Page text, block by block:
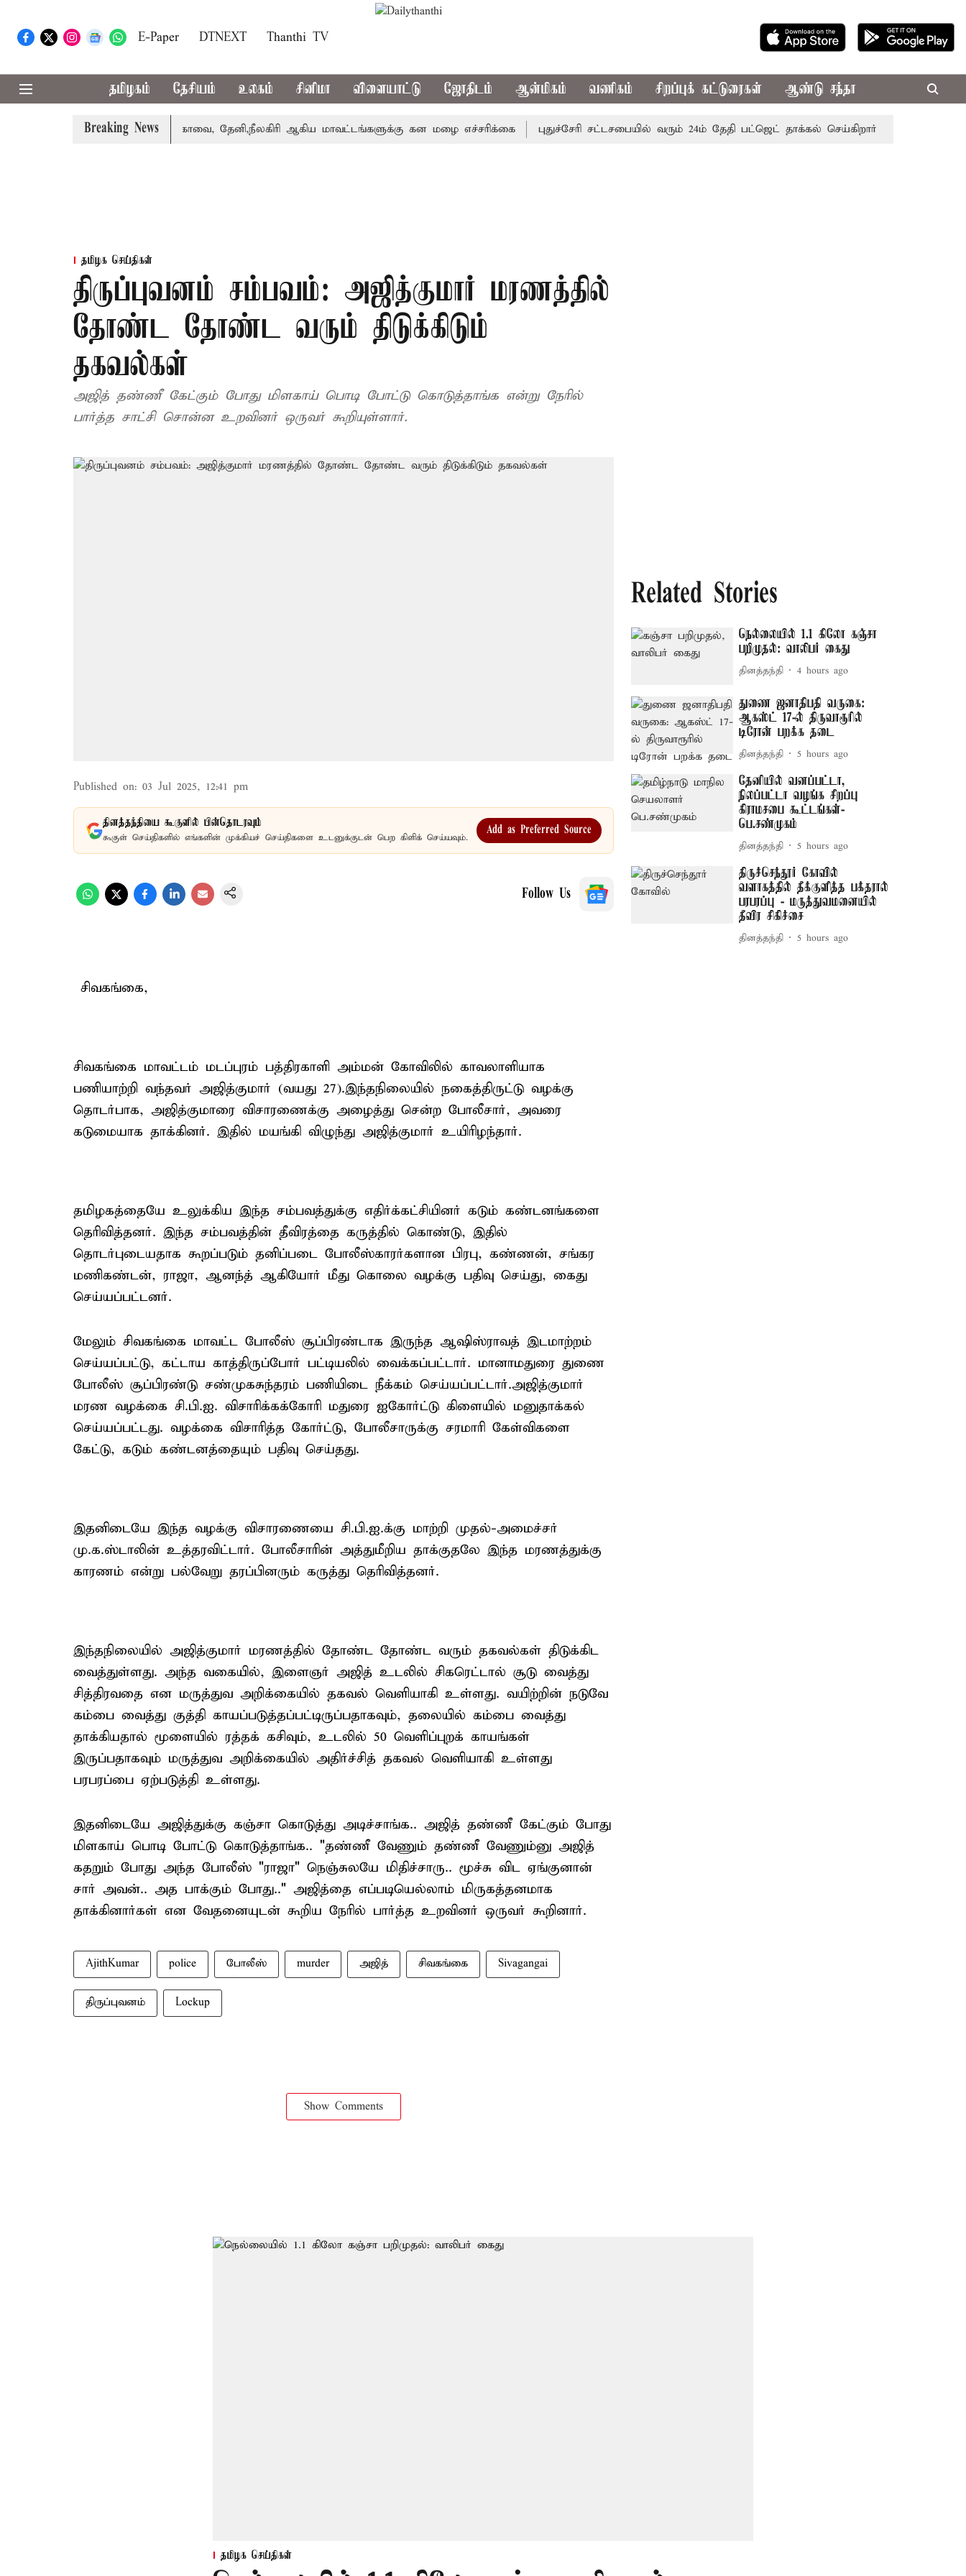
E-Paper DTNEXT Thanthi TV
தமிழகம் தேசியம் உலகம் சினிமா விளையாட்டு ஜோதிடம் ஆன்மிகம் வணிகம் சிறப்புக் கட்டுரைகள் ஆண்டு சந்தா
Breaking News
வாபஸ் பெற்றார் சங்கீதா கோவை, தேனி,நீலகிரி ஆகிய மாவட்டங்களுக்கு கன மழை எச்சரிக்கை புதுச்சேரி சட்டசபையில் வரும் 24ம் தேதி பட்ஜெட் தாக்கல் செய்கிறார் முதல்-அமைச்சர்
தமிழக செய்திகள்
திருப்புவனம் சம்பவம்: அஜித்குமார் மரணத்தில்
தோண்ட தோண்ட வரும் திடுக்கிடும்
தகவல்கள்
அஜித் தண்ணீ கேட்கும் போது மிளகாய் பொடி போட்டு கொடுத்தாங்க என்று நேரில்
பார்த்த சாட்சி சொன்ன உறவினர் ஒருவர் கூறியுள்ளார்.
Published on: 03 Jul 2025, 12:41 pm
தினத்தந்தியை கூகுளில் பின்தொடரவும்
கூகுள் செய்திகளில் எங்களின் முக்கியச் செய்திகளை உடனுக்குடன் பெற கிளிக் செய்யவும்.
Add as Preferred Source
Follow Us
சிவகங்கை,
சிவகங்கை மாவட்டம் மடப்புரம் பத்திரகாளி அம்மன் கோவிலில் காவலாளியாக
பணியாற்றி வந்தவர் அஜித்குமார் (வயது 27).இந்தநிலையில் நகைத்திருட்டு வழக்கு
தொடர்பாக, அஜித்குமாரை விசாரணைக்கு அழைத்து சென்ற போலீசார், அவரை
கடுமையாக தாக்கினர். இதில் மயங்கி விழுந்து அஜித்குமார் உயிரிழந்தார்.
தமிழகத்தையே உலுக்கிய இந்த சம்பவத்துக்கு எதிர்க்கட்சியினர் கடும் கண்டனங்களை
தெரிவித்தனர். இந்த சம்பவத்தின் தீவிரத்தை கருத்தில் கொண்டு, இதில்
தொடர்புடையதாக கூறப்படும் தனிப்படை போலீஸ்காரர்களான பிரபு, கண்ணன், சங்கர
மணிகண்டன், ராஜா, ஆனந்த் ஆகியோர் மீது கொலை வழக்கு பதிவு செய்து, கைது
செய்யப்பட்டனர்.
மேலும் சிவகங்கை மாவட்ட போலீஸ் சூப்பிரண்டாக இருந்த ஆஷிஸ்ராவத் இடமாற்றம்
செய்யப்பட்டு, கட்டாய காத்திருப்போர் பட்டியலில் வைக்கப்பட்டார். மானாமதுரை துணை
போலீஸ் சூப்பிரண்டு சண்முகசுந்தரம் பணியிடை நீக்கம் செய்யப்பட்டார்.அஜித்குமார்
மரண வழக்கை சி.பி.ஐ. விசாரிக்கக்கோரி மதுரை ஐகோர்ட்டு கிளையில் மனுதாக்கல்
செய்யப்பட்டது. வழக்கை விசாரித்த கோர்ட்டு, போலீசாருக்கு சரமாரி கேள்விகளை
கேட்டு, கடும் கண்டனத்தையும் பதிவு செய்தது.
இதனிடையே இந்த வழக்கு விசாரணையை சி.பி.ஐ.க்கு மாற்றி முதல்-அமைச்சர்
மு.க.ஸ்டாலின் உத்தரவிட்டார். போலீசாரின் அத்துமீறிய தாக்குதலே இந்த மரணத்துக்கு
காரணம் என்று பல்வேறு தரப்பினரும் கருத்து தெரிவித்தனர்.
இந்தநிலையில் அஜித்குமார் மரணத்தில் தோண்ட தோண்ட வரும் தகவல்கள் திடுக்கிட
வைத்துள்ளது. அந்த வகையில், இளைஞர் அஜித் உடலில் சிகரெட்டால் சூடு வைத்து
சித்திரவதை என மருத்துவ அறிக்கையில் தகவல் வெளியாகி உள்ளது. வயிற்றின் நடுவே
கம்பை வைத்து குத்தி காயப்படுத்தப்பட்டிருப்பதாகவும், தலையில் கம்பை வைத்து
தாக்கியதால் மூளையில் ரத்தக் கசிவும், உடலில் 50 வெளிப்புறக் காயங்கள்
இருப்பதாகவும் மருத்துவ அறிக்கையில் அதிர்ச்சித் தகவல் வெளியாகி உள்ளது
பரபரப்பை ஏற்படுத்தி உள்ளது.
இதனிடையே அஜித்துக்கு கஞ்சா கொடுத்து அடிச்சாங்க.. அஜித் தண்ணீ கேட்கும் போது
மிளகாய் பொடி போட்டு கொடுத்தாங்க.. "தண்ணீ வேணும் தண்ணீ வேணும்னு அஜித்
கதறும் போது அந்த போலீஸ் "ராஜா" நெஞ்சுலயே மிதிச்சாரு.. மூச்சு விட ஏங்குனான்
சார் அவன்.. அத பாக்கும் போது.." அஜித்தை எப்படியெல்லாம் மிருகத்தனமாக
தாக்கினார்கள் என வேதனையுடன் கூறிய நேரில் பார்த்த உறவினர் ஒருவர் கூறினார்.
AjithKumar police போலீஸ் murder அஜித் சிவகங்கை Sivagangai
திருப்புவனம் Lockup
Show Comments
Related Stories
நெல்லையில் 1.1 கிலோ கஞ்சா
பறிமுதல்: வாலிபர் கைது
தினத்தந்தி 4 hours ago
துணை ஜனாதிபதி வருகை:
ஆகஸ்ட் 17-ல் திருவாரூரில்
டிரோன் பறக்க தடை
தினத்தந்தி 5 hours ago
தேனியில் வனப்பட்டா,
நிலப்பட்டா வழங்க சிறப்பு
கிராமசபை கூட்டங்கள்-
பெ.சண்முகம்
தினத்தந்தி 5 hours ago
திருச்செந்தூர் கோவில்
வளாகத்தில் தீக்குளித்த பக்தரால்
பரபரப்பு - மருத்துவமனையில்
தீவிர சிகிச்சை
தினத்தந்தி 5 hours ago
தமிழக செய்திகள்